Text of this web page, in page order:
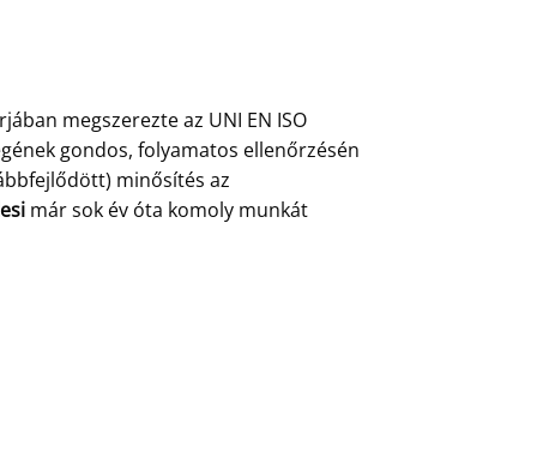
megszerezte az UNI EN ISO
gondos, folyamatos ellenőrzésén
minősítés az
már sok év óta komoly munkát